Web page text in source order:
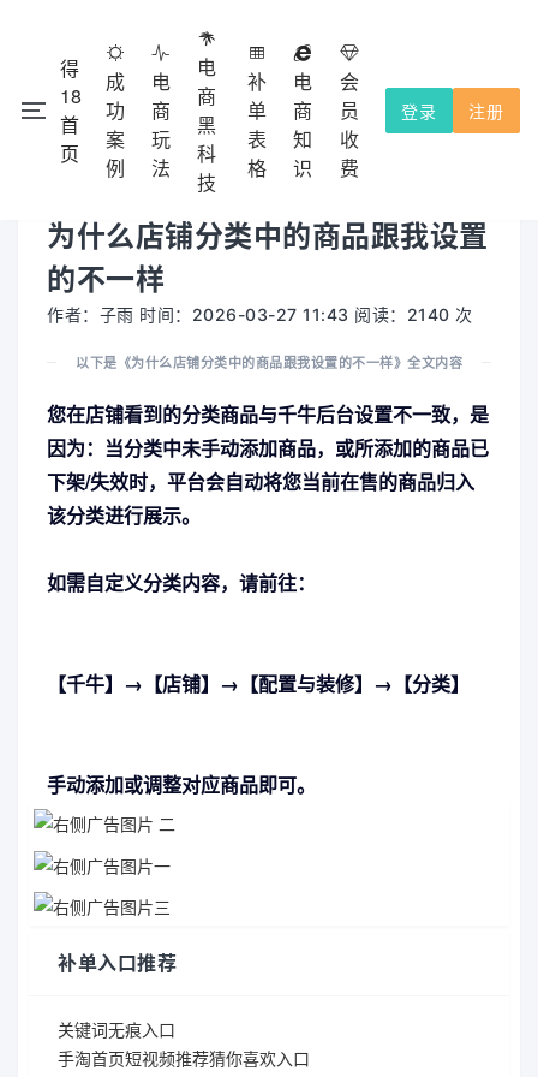
得
18
首
页
成
功
案
例
电
商
玩
法
电
商
黑
科
技
补
单
表
格
电
商
知
识
会
员
收
费
注册
登录
本网站除了免费功能外，都需要收费的，不提供试用！ 注册会
员充值使用，收费点击
会员收费 查看。
为什么店铺分类中的商品跟我设置
的不一样
作者：子雨 时间：2026-03-27 11:43 阅读：2140 次
以下是《为什么店铺分类中的商品跟我设置的不一样》全文内容
您在店铺看到的分类商品与千牛后台设置不一致，是
因为： 当分类中未手动添加商品，或所添加的商品已
下架/失效时，平台会自动将您当前在售的商品归入
该分类进行展示。
如需自定义分类内容，请前往：
【千牛】→【店铺】→【配置与装修】→【分类】
手动添加或调整对应商品即可。
补单入口推荐
关键词无痕入口
手淘首页短视频推荐猜你喜欢入口